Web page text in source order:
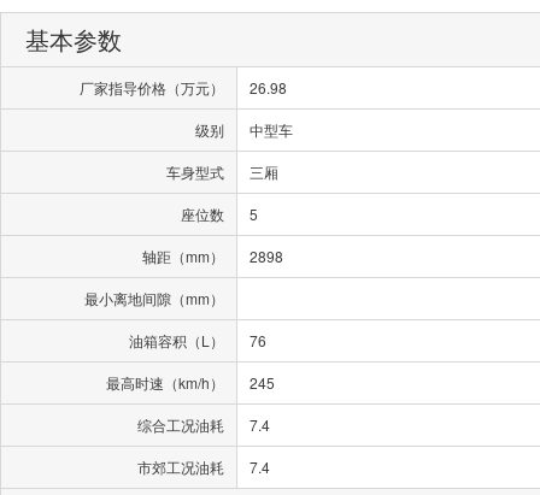
基本参数
厂家指导价格（万元） 26.98
级别 中型车
车身型式 三厢
座位数 5
轴距（mm） 2898
最小离地间隙（mm）
油箱容积（L） 76
最高时速（km/h） 245
综合工况油耗 7.4
市郊工况油耗 7.4